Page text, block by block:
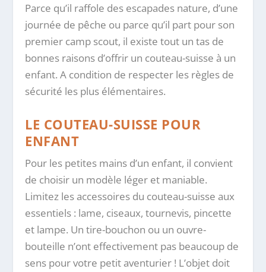
Parce qu’il raffole des escapades nature, d’une
journée de pêche ou parce qu’il part pour son
premier camp scout, il existe tout un tas de
bonnes raisons d’offrir un couteau-suisse à un
enfant. A condition de respecter les règles de
sécurité les plus élémentaires.
LE COUTEAU-SUISSE POUR
ENFANT
Pour les petites mains d’un enfant, il convient
de choisir un modèle léger et maniable.
Limitez les accessoires du couteau-suisse aux
essentiels : lame, ciseaux, tournevis, pincette
et lampe. Un tire-bouchon ou un ouvre-
bouteille n’ont effectivement pas beaucoup de
sens pour votre petit aventurier ! L’objet doit